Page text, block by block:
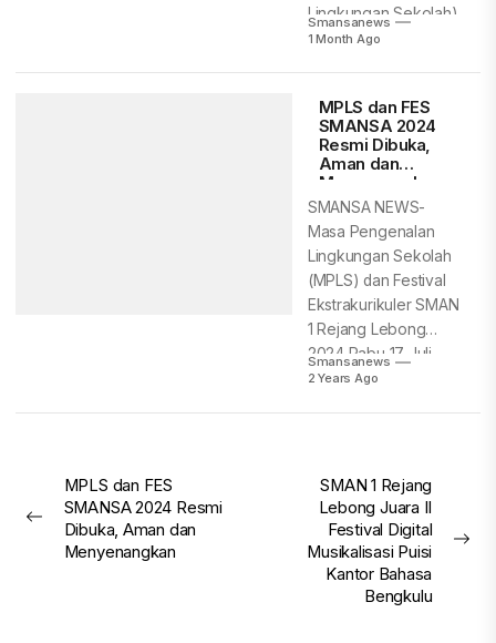
Lingkungan Sekolah),
bagi Murid Baru TA
Smansanews
1 Month Ago
MPLS dan FES
SMANSA 2024
Resmi Dibuka,
Aman dan
Menyenangkan
SMANSA NEWS-
Masa Pengenalan
Lingkungan Sekolah
(MPLS) dan Festival
Ekstrakurikuler SMAN
1 Rejang Lebong
2024 Rabu 17 Juli
2024 resmi...
Smansanews
2 Years Ago
Post
navigation
Previous
MPLS dan FES
SMANSA 2024 Resmi
Dibuka, Aman dan
Menyenangkan
SMAN 1 Rejang
Lebong Juara II
Festival Digital
Musikalisasi Puisi
Kantor Bahasa
Bengkulu